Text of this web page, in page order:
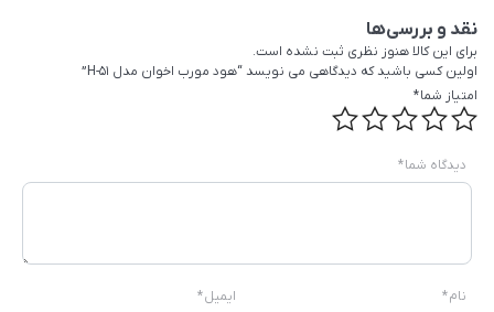
نقد و بررسی‌ها
برای این کالا هنوز نظری ثبت نشده است.
اولین کسی باشید که دیدگاهی می نویسد “هود مورب اخوان مدل H-51”
امتیاز شما*
دیدگاه شما*
نام* ایمیل*